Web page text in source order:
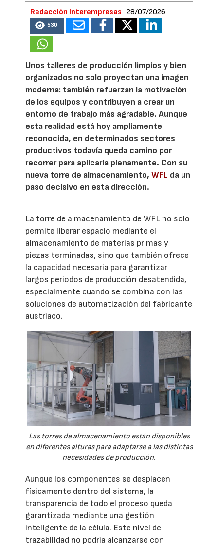
Redacción Interempresas 28/07/2026
530
Unos talleres de producción limpios y bien
organizados no solo proyectan una imagen
moderna: también refuerzan la motivación
de los equipos y contribuyen a crear un
entorno de trabajo más agradable. Aunque
esta realidad está hoy ampliamente
reconocida, en determinados sectores
productivos todavía queda camino por
recorrer para aplicarla plenamente. Con su
nueva torre de almacenamiento,WFL da un
paso decisivo en esta dirección.
La torre de almacenamiento de WFL no solo
permite liberar espacio mediante el
almacenamiento de materias primas y
piezas terminadas, sino que también ofrece
la capacidad necesaria para garantizar
largos periodos de producción desatendida,
especialmente cuando se combina con las
soluciones de automatización del fabricante
austríaco.
Las torres de almacenamiento están disponibles
en diferentes alturas para adaptarse a las distintas
necesidades de producción.
Aunque los componentes se desplacen
físicamente dentro del sistema, la
transparencia de todo el proceso queda
garantizada mediante una gestión
inteligente de la célula. Este nivel de
trazabilidad no podría alcanzarse con